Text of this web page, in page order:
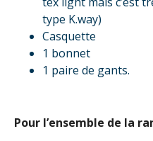
type K.way)
Casquette
1 bonnet
1 paire de gants.
Pour l’ensemble de la